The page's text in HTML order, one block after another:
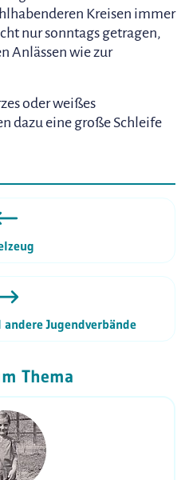
Kreisen immer
nur sonntags getragen,
Anlässen wie zur
oder weißes
dazu eine große Schleife
Jugendverbände
Thema